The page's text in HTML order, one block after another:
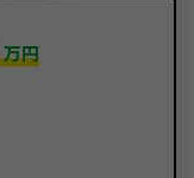
万円